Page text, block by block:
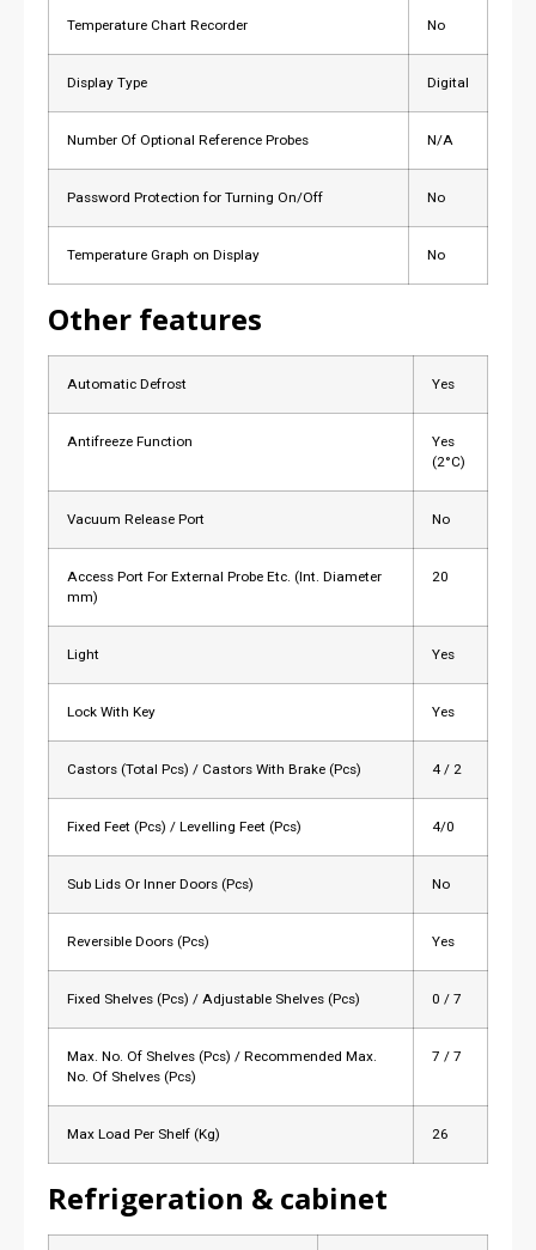
Temperature Chart Recorder No
Display Type Digital
Number Of Optional Reference Probes N/A
Password Protection for Turning On/Off No
Temperature Graph on Display No
Other features
Automatic Defrost Yes
Antifreeze Function
Yes
(2°C)
Vacuum Release Port No
Access Port For External Probe Etc. (Int. Diameter
mm)
20
Light Yes
Lock With Key Yes
Castors (Total Pcs) / Castors With Brake (Pcs) 4 / 2
Fixed Feet (Pcs) / Levelling Feet (Pcs) 4/0
Sub Lids Or Inner Doors (Pcs) No
Reversible Doors (Pcs) Yes
Fixed Shelves (Pcs) / Adjustable Shelves (Pcs) 0 / 7
Max. No. Of Shelves (Pcs) / Recommended Max.
No. Of Shelves (Pcs)
7 / 7
Max Load Per Shelf (Kg) 26
Refrigeration & cabinet